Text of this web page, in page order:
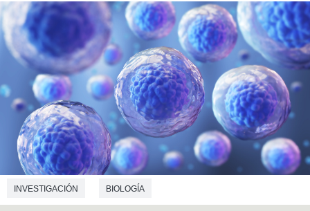
INVESTIGACIÓN BIOLOGÍA